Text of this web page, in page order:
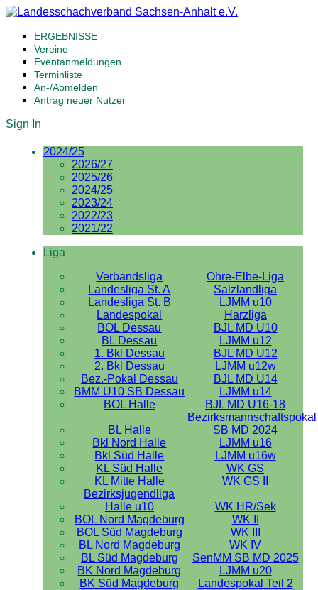
ERGEBNISSE
Vereine
Eventanmeldungen
Terminliste
An-/Abmelden
Antrag neuer Nutzer
Sign In
2024/25
2026/27
2025/26
2024/25
2023/24
2022/23
2021/22
Liga
Verbandsliga
Ohre-Elbe-Liga
Landesliga St. A
Salzlandliga
Landesliga St. B
LJMM u10
Landespokal
Harzliga
BOL Dessau
BJL MD U10
BL Dessau
LJMM u12
1. Bkl Dessau
BJL MD U12
2. Bkl Dessau
LJMM u12w
Bez.-Pokal Dessau
BJL MD U14
BMM U10 SB Dessau
LJMM u14
BOL Halle
BJL MD U16-18
BL Halle
Bezirksmannschaftspokal
SB MD 2024
Bkl Nord Halle
LJMM u16
Bkl Süd Halle
LJMM u16w
KL Süd Halle
WK GS
KL Mitte Halle
WK GS II
Bezirksjugendliga
Halle u10
WK HR/Sek
BOL Nord Magdeburg
WK II
BOL Süd Magdeburg
WK III
BL Nord Magdeburg
WK IV
BL Süd Magdeburg
SenMM SB MD 2025
BK Nord Magdeburg
LJMM u20
BK Süd Magdeburg
Landespokal Teil 2